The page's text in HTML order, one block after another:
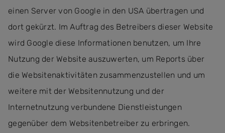
einen Server von Google in den USA übertragen und
dort gekürzt. Im Auftrag des Betreibers dieser Website
wird Google diese Informationen benutzen, um Ihre
Nutzung der Website auszuwerten, um Reports über
die Websitenaktivitäten zusammenzustellen und um
weitere mit der Websitennutzung und der
Internetnutzung verbundene Dienstleistungen
gegenüber dem Websitenbetreiber zu erbringen.